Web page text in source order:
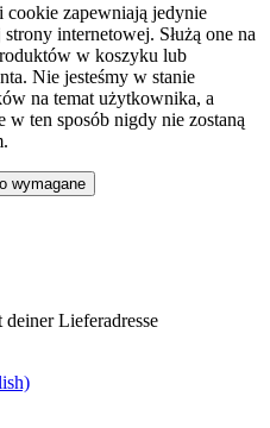
cookie zapewniają jedynie
internetowej. Służą one na
w koszyku lub
Nie jesteśmy w stanie
na temat użytkownika, a
w ten sposób nigdy nie zostaną
wymagane
deiner Lieferadresse